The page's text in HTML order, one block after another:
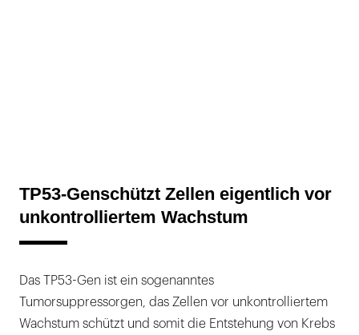
TP53-Genschützt Zellen eigentlich vor
unkontrolliertem Wachstum
Das TP53-Gen ist ein sogenanntes
Tumorsuppressorgen, das Zellen vor unkontrolliertem
Wachstum schützt und somit die Entstehung von Krebs